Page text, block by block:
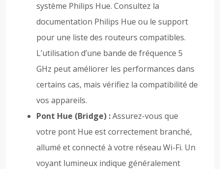
système Philips Hue. Consultez la
documentation Philips Hue ou le support
pour une liste des routeurs compatibles.
L’utilisation d’une bande de fréquence 5
GHz peut améliorer les performances dans
certains cas, mais vérifiez la compatibilité de
vos appareils.
Pont Hue (Bridge) :Assurez-vous que
votre pont Hue est correctement branché,
allumé et connecté à votre réseau Wi-Fi. Un
voyant lumineux indique généralement